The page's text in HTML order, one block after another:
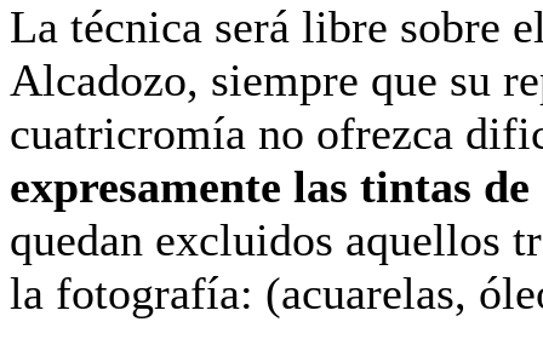
La técnica será libre sobre
Alcadozo, siempre que su
cuatricromía no ofrezca
expresamente las tintas
quedan excluidos aquellos
la fotografía: (acuarelas,